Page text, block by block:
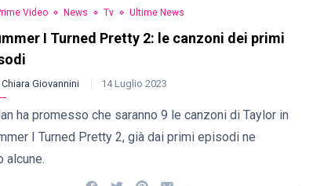
Video News Tv Ultime News
I Turned Pretty 2: le canzoni dei primi
Chiara Giovannini 14 Luglio 2023
ha promesso che saranno 9 le canzoni di Taylor in
I Turned Pretty 2, già dai primi episodi ne
alcune.